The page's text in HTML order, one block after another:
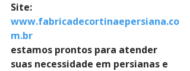
Site:
www.fabricadecortinaepersiana.co
m.br
estamos prontos para atender
suas necessidade em persianas e